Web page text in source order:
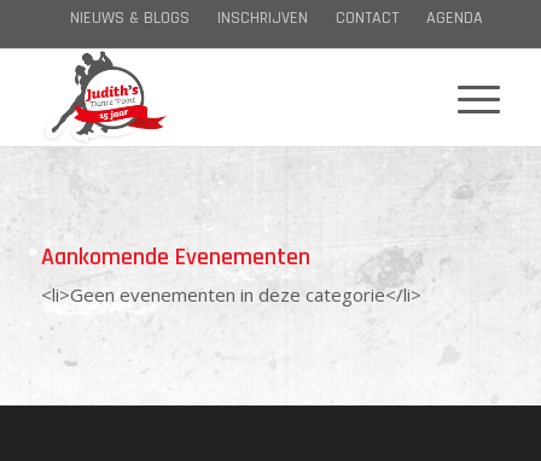
NIEUWS & BLOGS INSCHRIJVEN CONTACT AGENDA
Aankomende Evenementen
<li>Geen evenementen in deze categorie</li>